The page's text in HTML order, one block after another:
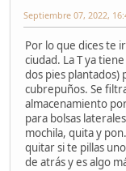
Septiembre 07, 2022,
Por lo que dices te
ciudad. La T ya
dos pies plantados)
cubrepuños. Se
almacenamiento
para bolsas
mochila, quita y
quitar si te pillas
de atrás y es algo